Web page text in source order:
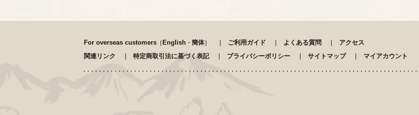
For overseas customers ［ English ・ 簡体］ ご利用ガイド よくある質問
アクセス
関連リンク
特定商取引法に基づく表記 プライバシーポリシー サイトマップ マイアカウント